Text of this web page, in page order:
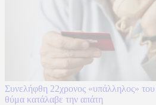
Συνελήφθη 22χρονος «υπάλληλος»
θύμα κατάλαβε την απάτη